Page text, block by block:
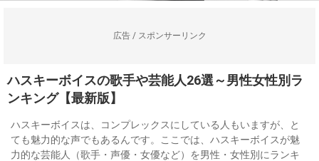
広告 / スポンサーリンク
ハスキーボイスの歌手や芸能人26選～男性女性別ラ
ンキング【最新版】
ハスキーボイスは、コンプレックスにしている人もいますが、と
ても魅力的な声でもあるんです。ここでは、ハスキーボイスが魅
力的な芸能人（歌手・声優・女優など）を男性・女性別にランキ